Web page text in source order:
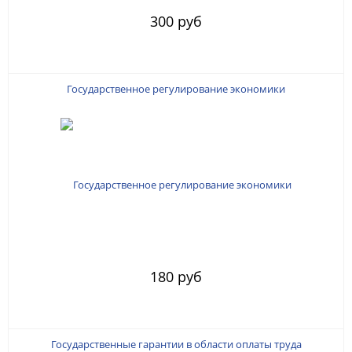
300 руб
Государственное регулирование экономики
180 руб
Государственные гарантии в области оплаты труда